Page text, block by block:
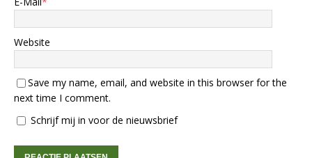
Website
Save my name, email, and website in this browser for the
next time I comment.
Schrijf mij in voor de nieuwsbrief